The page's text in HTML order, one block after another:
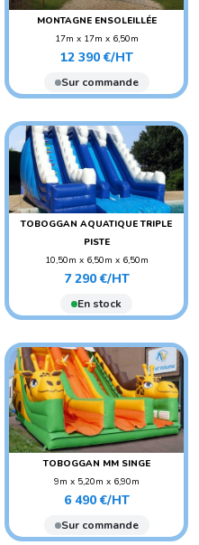
MONTAGNE ENSOLEILLÉE
17m x 17m x 6,50m
POIDS : 1160 KG
AGE CONSEILLÉ : ENFANT
Prix
12 390 €/HT
Sur commande
TOBOGGAN AQUATIQUE TRIPLE
PISTE
10,50m x 6,50m x 6,50m
POIDS : 580 KG
AGE CONSEILLÉ :
ADO/ADULTE
Prix
7 290 €/HT
En stock
TOBOGGAN MM SINGE
9m x 5,20m x 6,90m
POIDS : 380 KG
AGE CONSEILLÉ :
ADO/ADULTE
Prix
6 490 €/HT
Sur commande